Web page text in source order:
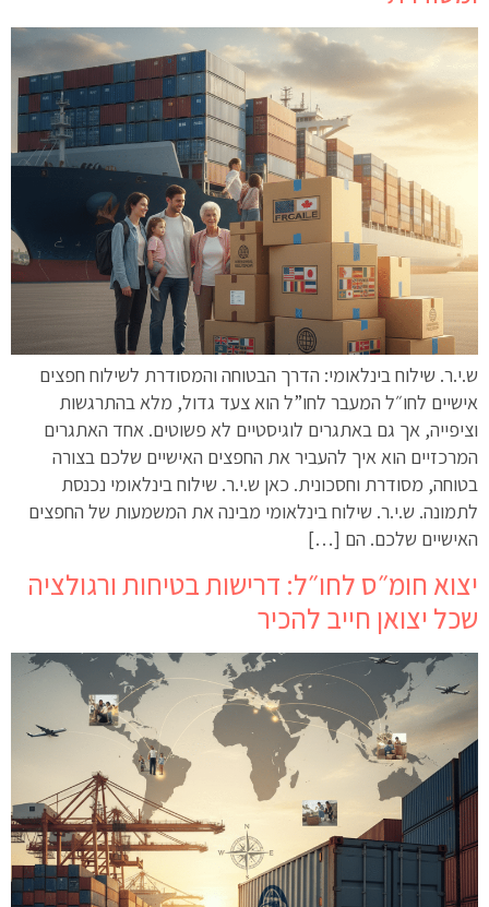
ש.י.ר. שילוח בינלאומי: הדרך הבטוחה והמסודרת לשילוח חפצים
אישיים לחו״ל המעבר לחו”ל הוא צעד גדול, מלא בהתרגשות
וציפייה, אך גם באתגרים לוגיסטיים לא פשוטים. אחד האתגרים
המרכזיים הוא איך להעביר את החפצים האישיים שלכם בצורה
בטוחה, מסודרת וחסכונית. כאן ש.י.ר. שילוח בינלאומי נכנסת
לתמונה. ש.י.ר. שילוח בינלאומי מבינה את המשמעות של החפצים
האישיים שלכם. הם […]
יצוא חומ״ס לחו״ל: דרישות בטיחות ורגולציה
שכל יצואן חייב להכיר